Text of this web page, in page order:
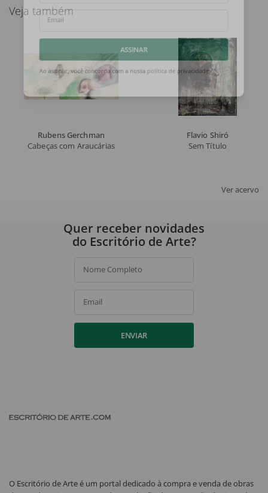
Veja também
Rubens Gerchman
Cabeças com Araucárias
Flavio Shiró
Sem Título
Ver acervo
ASSINAR
Ao assinar, você concorda com a nossa política de privacidade
Quer receber novidades
do Escritório de Arte?
Nome Completo
Email
ENVIAR
O Escritório de Arte é um portal dedicado à compra e venda de obras